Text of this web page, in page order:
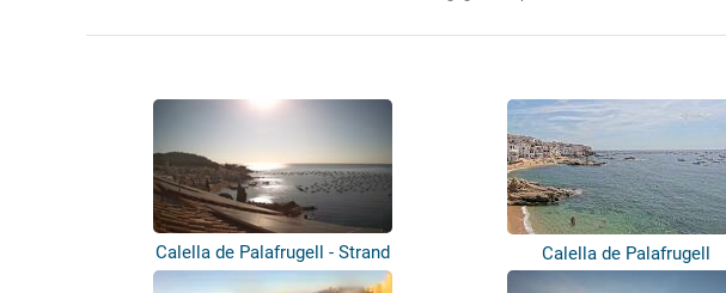
Calella de Palafrugell - Strand Calella de Palafrugell